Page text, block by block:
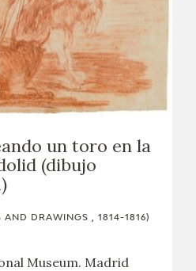
un toro en la
(dibujo
AND DRAWINGS , 1814-1816)
Museum. Madrid